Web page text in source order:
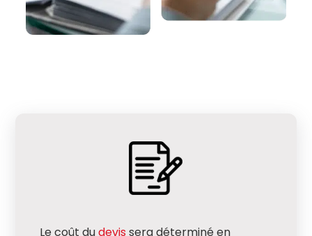
Le coût dudevis sera déterminé en